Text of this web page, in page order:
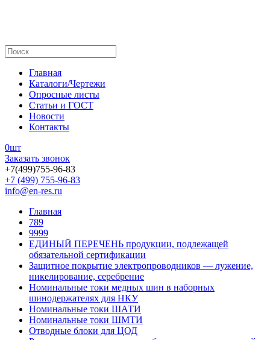
Главная
Каталоги/Чертежи
Опросные листы
Статьи и ГОСТ
Новости
Контакты
0шт
Заказать звонок
+7(499)755-96-83
+7 (499) 755-96-83
info@en-res.ru
Главная
789
9999
ЕДИНЫЙ ПЕРЕЧЕНЬ продукции, подлежащей
обязательной сертификации
Защитное покрытие электропроводников — лужение,
никелирование, серебрение
Номинальные токи медных шин в наборных
шинодержателях для НКУ
Номинальные токи ШАТИ
Номинальные токи ШМТИ
Отводные блоки для ЦОД